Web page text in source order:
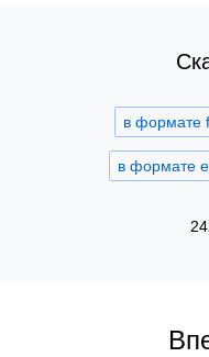
в формате
в формате